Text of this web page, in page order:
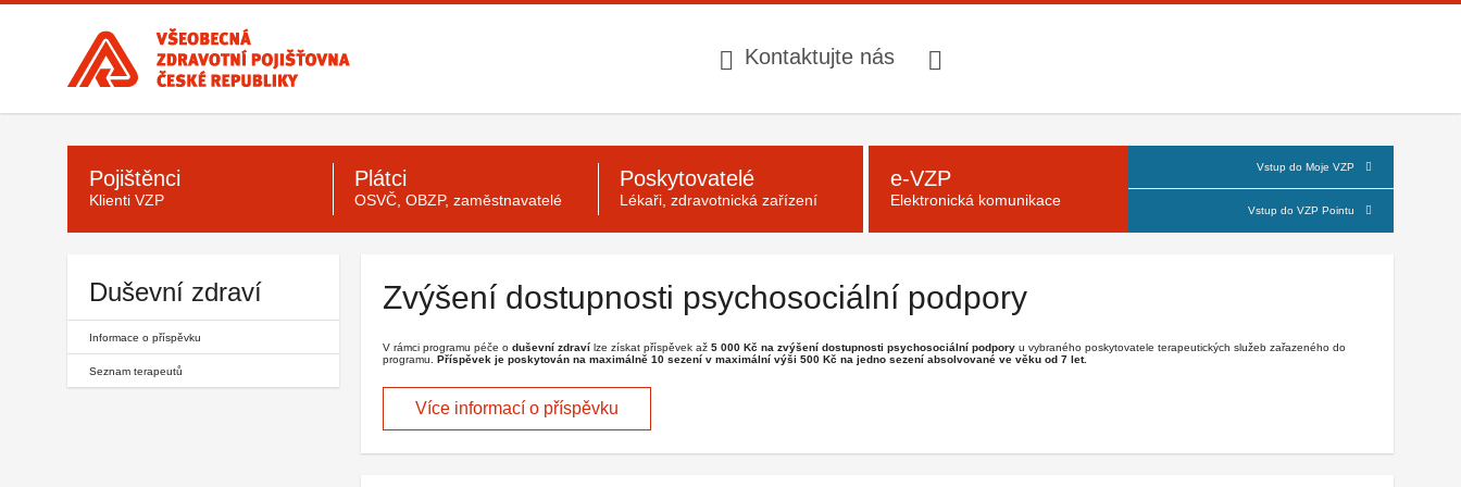
Všeobecná
zdravotní
pojišťovna
ČR,
stránka
Kontaktujte nás
Pojištěnci
Klienti VZP
Plátci
OSVČ, OBZP, zaměstnavatelé
Poskytovatelé
Lékaři, zdravotnická zařízení
e-VZP
Elektronická komunikace
Vstup do Moje VZP
Vstup do VZP Pointu
Duševní zdraví
Informace o příspěvku
Seznam terapeutů
Zvýšení dostupnosti psychosociální podpory
V rámci programu péče o duševní zdraví lze získat příspěvek až 5 000 Kč na zvýšení dostupnosti psychosociální podpory u vybraného poskytovatele terapeutických služeb zařazeného do
programu. Příspěvek je poskytován na maximálně 10 sezení v maximální výši 500 Kč na jedno sezení absolvované ve věku od 7 let.
Více informací o příspěvku